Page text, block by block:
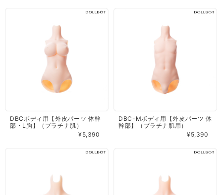
DBCボディ用【外皮パーツ 体幹
部・L胸】（プラチナ肌）
¥5,390
DBC-Mボディ用【外皮パーツ 体
幹部】（プラチナ肌用）
¥5,390